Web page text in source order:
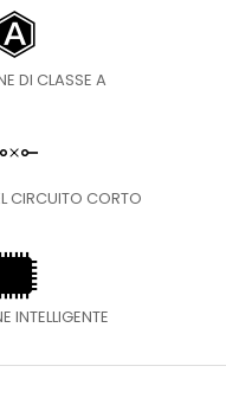
DI CLASSE A
CIRCUITO CORTO
INTELLIGENTE